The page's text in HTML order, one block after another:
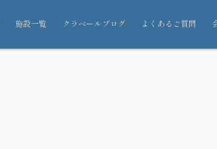
施設一覧 クラベールブログ よくあるご質問